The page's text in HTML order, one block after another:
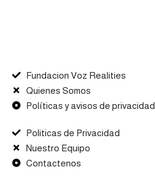
Fundacion Voz Realities
Quienes Somos
Políticas y avisos de privacidad
Politicas de Privacidad
Nuestro Equipo
Contactenos